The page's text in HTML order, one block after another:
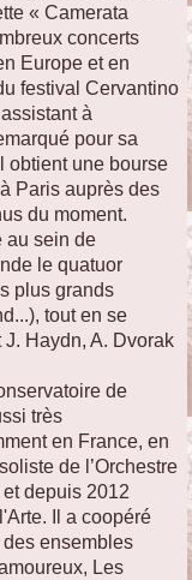
« Camerata
concerts
Europe et en
festival Cervantino
à
pour sa
obtient une bourse
Paris auprès des
du moment.
au sein de
le quatuor
plus grands
tout en se
Haydn, A. Dvorak
de
très
en France, en
de l’Orchestre
depuis 2012
Il a coopéré
ensembles
Les